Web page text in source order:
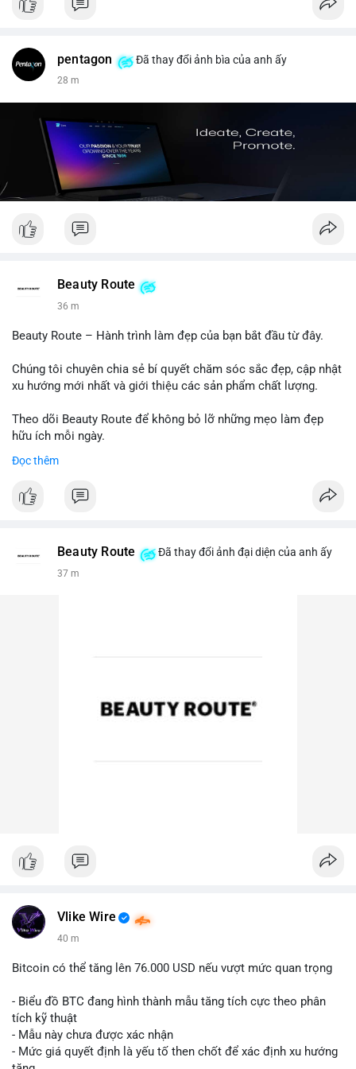
pentagon Đã thay đổi ảnh bìa của anh ấy
28 m
Beauty Route
36 m
Beauty Route – Hành trình làm đẹp của bạn bắt đầu từ đây.
Chúng tôi chuyên chia sẻ bí quyết chăm sóc sắc đẹp, cập nhật
xu hướng mới nhất và giới thiệu các sản phẩm chất lượng.
Theo dõi Beauty Route để không bỏ lỡ những mẹo làm đẹp
hữu ích mỗi ngày.
Đọc thêm
Beauty Route Đã thay đổi ảnh đại diện của anh ấy
37 m
Vlike Wire
40 m
Bitcoin có thể tăng lên 76.000 USD nếu vượt mức quan trọng
- Biểu đồ BTC đang hình thành mẫu tăng tích cực theo phân
tích kỹ thuật
- Mẫu này chưa được xác nhận
- Mức giá quyết định là yếu tố then chốt để xác định xu hướng